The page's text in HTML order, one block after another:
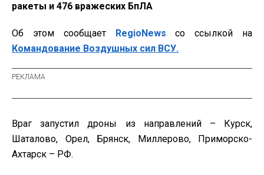
ракеты и 476 вражеских БпЛА
Об этом сообщает RegioNews со ссылкой на
Командование Воздушных сил ВСУ.
Враг запустил дроны из направлений – Курск,
Шаталово, Орел, Брянск, Миллерово, Приморско-
Ахтарск – РФ.